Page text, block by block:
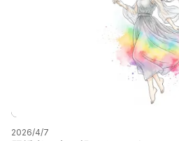
2026/4/7